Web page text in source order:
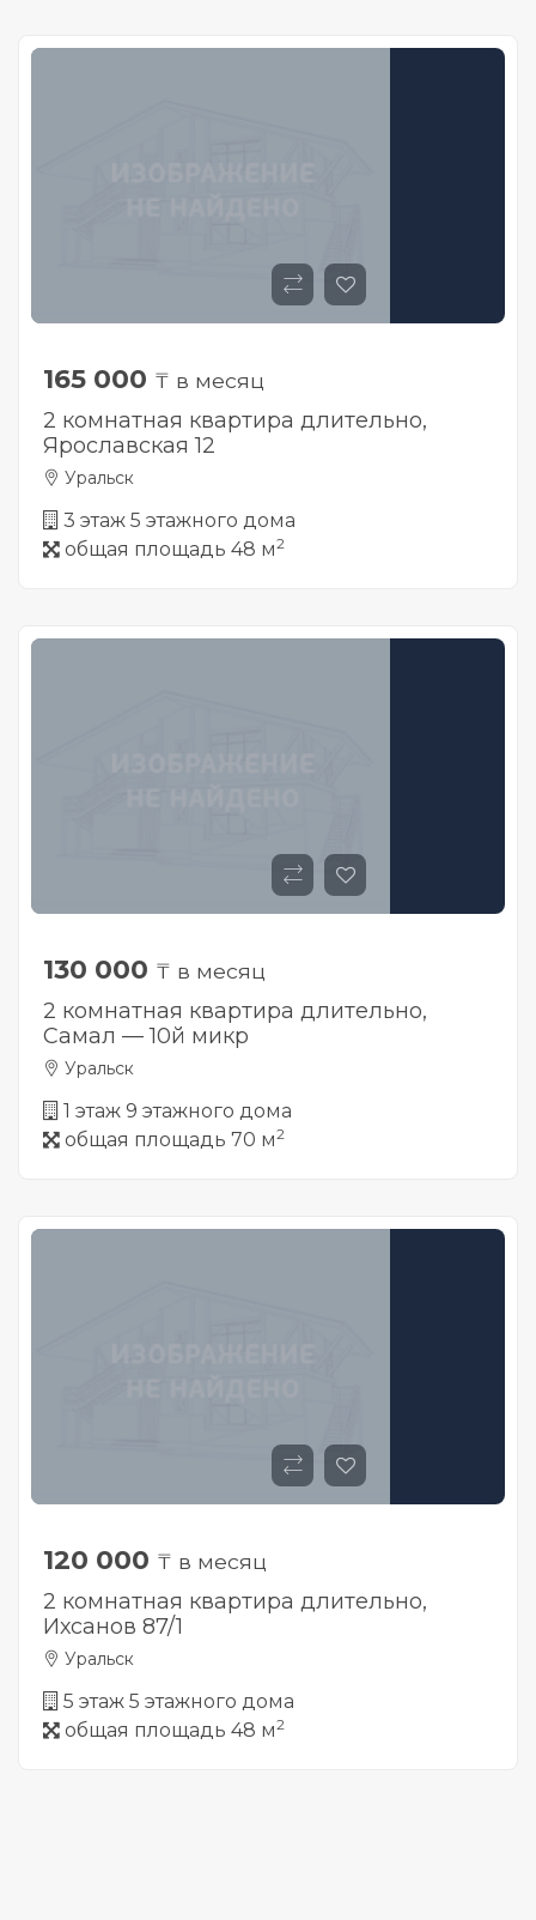
165 000 ₸ в месяц
2 комнатная квартира длительно,
Ярославская 12
Уральск
3 этаж 5 этажного дома
общая площадь 48 м2
130 000 ₸ в месяц
2 комнатная квартира длительно,
Самал — 10й микр
Уральск
1 этаж 9 этажного дома
общая площадь 70 м2
120 000 ₸ в месяц
2 комнатная квартира длительно,
Ихсанов 87/1
Уральск
5 этаж 5 этажного дома
общая площадь 48 м2